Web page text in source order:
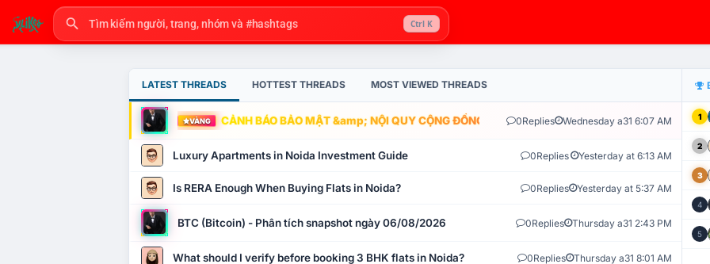
Ctrl K
LATEST THREADS HOTTEST THREADS MOST VIEWED THREADS
VÀNG CẢNH BÁO BẢO MẬT &amp; NỘI QUY CỘNG ĐỒNG VLIKE.VN: HỆ THỐNG GIÁM SÁT TỰ
0Replies Wednesday a31 6:07 AM
Luxury Apartments in Noida Investment Guide 0Replies Yesterday at 6:13 AM
Is RERA Enough When Buying Flats in Noida? 0Replies Yesterday at 5:37 AM
BTC (Bitcoin) - Phân tích snapshot ngày 06/08/2026 0Replies Thursday a31 2:43 PM
What should I verify before booking 3 BHK flats in Noida? 0Replies Thursday a31 8:01 AM
1
2
3
4
5